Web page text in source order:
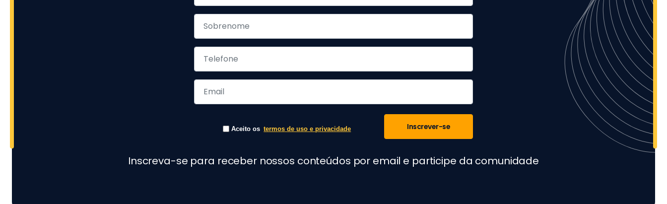
Aceito os termos de uso e privacidade Inscrever-se
Inscreva-se para receber nossos conteúdos por email e participe da comunidade